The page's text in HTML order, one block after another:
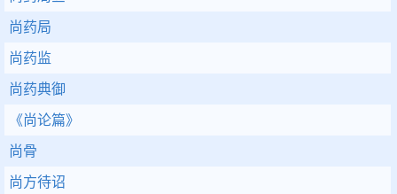
尚药局
尚药监
尚药典御
《尚论篇》
尚骨
尚方待诏